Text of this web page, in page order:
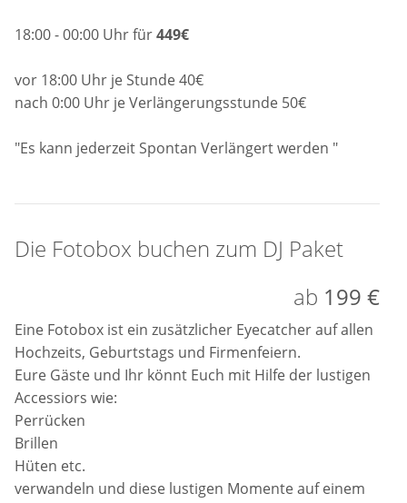
18:00 - 00:00 Uhr für449€
vor 18:00 Uhr je Stunde 40€
nach 0:00 Uhr je Verlängerungsstunde 50€
"Es kann jederzeit Spontan Verlängert werden "
Die Fotobox buchen zum DJ Paket
ab 199 €
Eine Fotobox ist ein zusätzlicher Eyecatcher auf allen
Hochzeits, Geburtstags und Firmenfeiern.
Eure Gäste und Ihr könnt Euch mit Hilfe der lustigen
Accessiors wie:
Perrücken
Brillen
Hüten etc.
verwandeln und diese lustigen Momente auf einem